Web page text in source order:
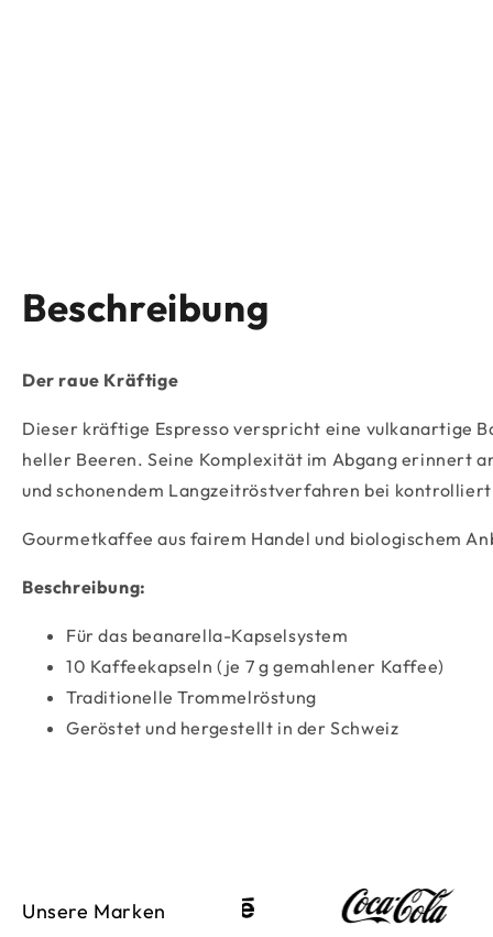
Beschreibung
Der raue Kräftige
Dieser kräftige Espresso verspricht eine vulkanartige
heller Beeren. Seine Komplexität im Abgang erinnert
und schonendem Langzeitröstverfahren bei
Gourmetkaffee aus fairem Handel und biologischem
Beschreibung:
Für das beanarella-Kapselsystem
10 Kaffeekapseln (je 7 g gemahlener Kaffee)
Traditionelle Trommelröstung
Geröstet und hergestellt in der Schweiz
Unsere Marken